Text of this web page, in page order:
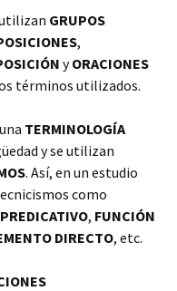
GRUPOS
,
yORACIONES
términos utilizados.
TERMINOLOGÍA
y se utilizan
. Así, en un estudio
como
, FUNCIÓN
DIRECTO, etc.